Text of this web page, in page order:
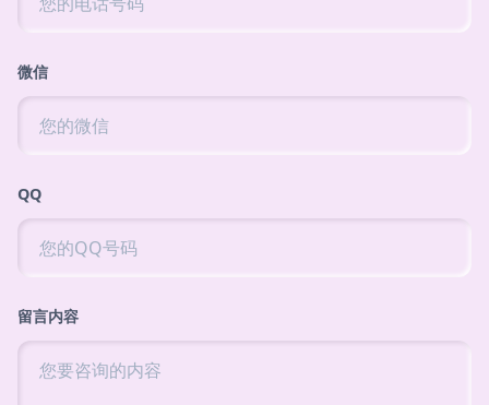
微信
QQ
留言内容